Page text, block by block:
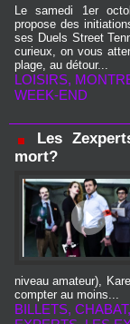
Le samedi 1er
propose des
ses Duels Street
curieux, on vous
plage, au détour...
LOISIRS,
WEEK-END
Les
mort?
niveau amateur),
compter au moins...
BILLETS, CHABAT,